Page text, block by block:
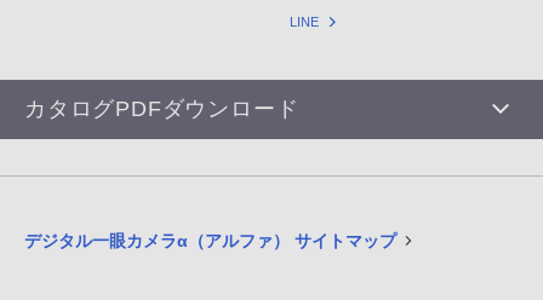
LINE
カタログPDFダウンロード
デジタル一眼カメラα（アルファ） サイトマップ